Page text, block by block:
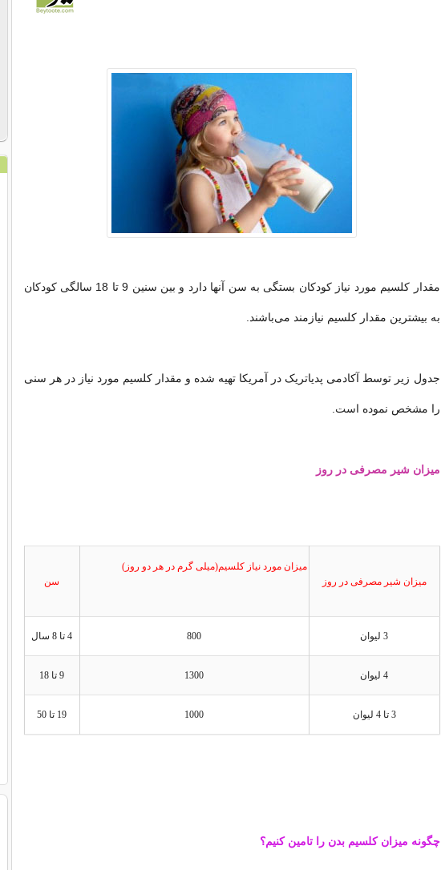
مقدار کلسیم مورد نیاز کودکان بستگی به سن آنها دارد و بین سنین 9 تا 18 سالگی کودکان
به بیشترین مقدار کلسیم نیازمند می‌باشند.
جدول زیر توسط آکادمی پدیاتریک در آمریکا تهیه شده و مقدار کلسیم مورد نیاز در هر سنی
را مشخص نموده است.
میزان شیر مصرفی در روز
میزان شیر مصرفی در روز
میزان مورد نیاز کلسیم(میلی گرم در هر دو روز)
سن
3 لیوان 800 4 تا 8 سال
4 لیوان 1300 9 تا 18
3 تا 4 لیوان 1000 19 تا 50
چگونه میزان کلسیم بدن را تامین کنیم؟